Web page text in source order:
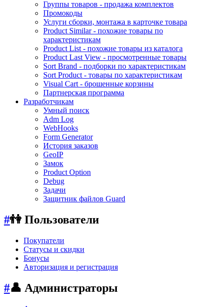
Группы товаров - продажа комплектов
Промокоды
Услуги сборки, монтажа в карточке товара
Product Similar - похожие товары по
характеристикам
Product List - похожие товары из каталога
Product Last View - просмотренные товары
Sort Brand - подборки по характеристикам
Sort Product - товары по характеристикам
Visual Cart - брошенные корзины
Партнерская программа
Разработчикам
Умный поиск
Adm Log
WebHooks
Form Generator
История заказов
GeoIP
Замок
Product Option
Debug
Задачи
Защитник файлов Guard
#👫 Пользователи
Покупатели
Статусы и скидки
Бонусы
Авторизация и регистрация
#👤 Администраторы